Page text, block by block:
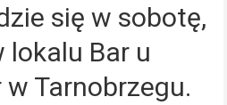
się w sobotę,
lokalu Bar u
Tarnobrzegu.